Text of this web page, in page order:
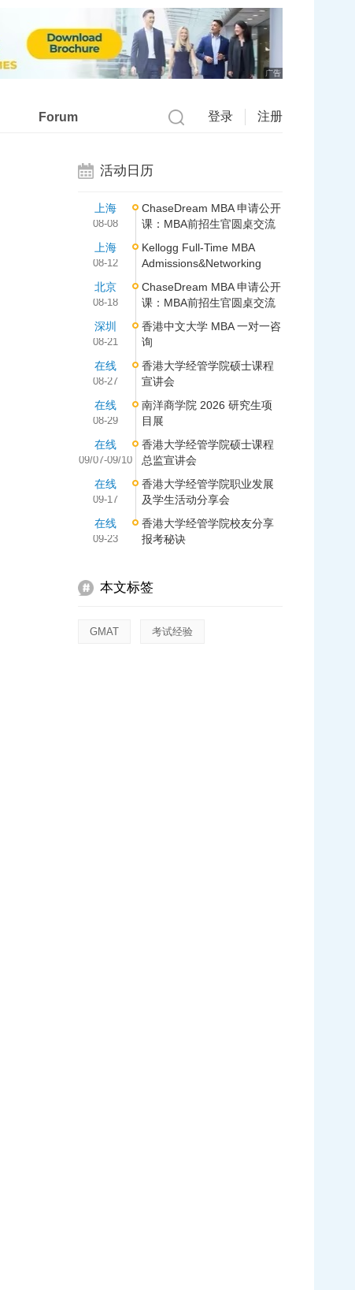
广告
Forum 登录 注册
活动日历
上海
08-08
ChaseDream MBA 申请公开
课：MBA前招生官圆桌交流
上海
08-12
Kellogg Full-Time MBA
Admissions&Networking
北京
08-18
ChaseDream MBA 申请公开
课：MBA前招生官圆桌交流
深圳
08-21
香港中文大学 MBA 一对一咨
询
在线
08-27
香港大学经管学院硕士课程
宣讲会
在线
08-29
南洋商学院 2026 研究生项
目展
在线
09/07-09/10
香港大学经管学院硕士课程
总监宣讲会
在线
09-17
香港大学经管学院职业发展
及学生活动分享会
在线
09-23
香港大学经管学院校友分享
报考秘诀
本文标签
GMAT 考试经验